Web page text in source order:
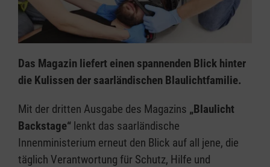
Das Magazin liefert einen spannenden Blick hinter
die Kulissen der saarländischen Blaulichtfamilie.
Mit der dritten Ausgabe des Magazins „Blaulicht
Backstage“ lenkt das saarländische
Innenministerium erneut den Blick auf all jene, die
täglich Verantwortung für Schutz, Hilfe und